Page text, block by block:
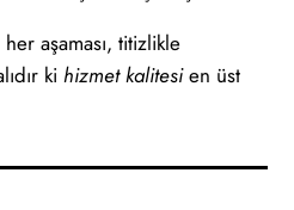
aşaması, titizlikle
kihizmet kalitesien üst